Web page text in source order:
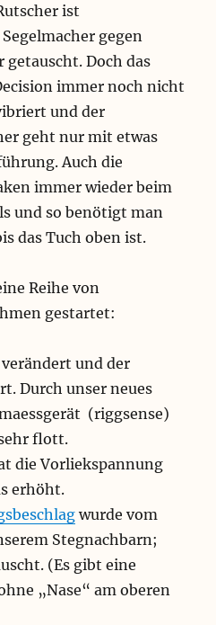
ist
gegen
getauscht. Doch das
immer noch nicht
und der
geht nur mit etwas
Auch die
immer wieder beim
und so benötigt man
das Tuch oben ist.
Reihe von
gestartet:
und der
Durch unser neues
(riggsense)
flott.
die Vorliekspannung
erhöht.
wurde vom
Stegnachbarn;
(Es gibt eine
„Nase“ am oberen